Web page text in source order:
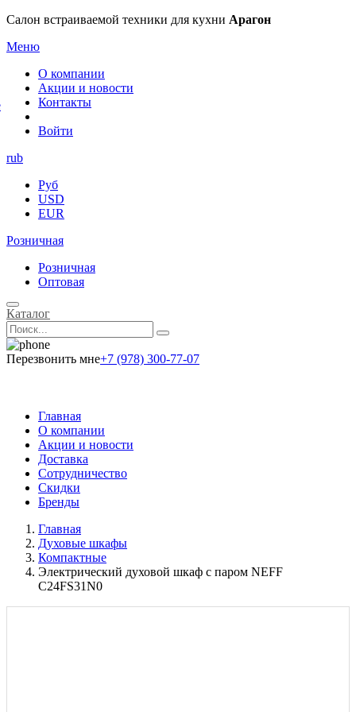
Салон встраиваемой техники для кухни Арагон
Меню
О компании
Акции и новости
Контакты
Войти
rub
Руб
USD
EUR
Розничная
Розничная
Оптовая
Каталог
Перезвонить мне+7 (978) 300-77-07
Главная
О компании
Акции и новости
Доставка
Сотрудничество
Скидки
Бренды
Главная
Духовые шкафы
Компактные
Электрический духовой шкаф с паром NEFF
C24FS31N0